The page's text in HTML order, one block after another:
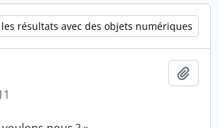
résultats avec des objets numériques